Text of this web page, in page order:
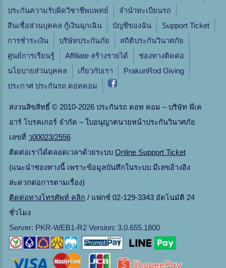
ประกันความรับผิดวิชาชีพแพทย์
จํานําทะเบียนรถ
สินเชื่อส่วนบุคคล กู้เงินฉุกเฉิน
บัญชีของฉัน
Support Ticket
การชำระเงิน
บริษัทประกันภัย
สถิติประกันวินาศภัย
ศูนย์การเรียนรู้
Affiliate สร้างรายได้
ช่องทางติดต่อ
นโยบายส่วนบุคคล
เกี่ยวกับเรา
PrakunRod Giving
ประกาศ ประกันรถ ดอทคอม
สงวนลิขสิทธิ์ © 2010-2026 ประกันรถ ดอท คอม – บริษัท พีเค
อาร์ โบรคเกอร์ จำกัด – ใบอนุญาตนายหน้าประกันวินาศภัย
เลขที่ ว00023/2556
ติดต่อเราได้ตลอดเวลาด้วยระบบ Online Support Ticket
(แนะนำช่องทางนี้ เพราะข้อมูลบันทึกในระบบ มีเลขอ้างอิง
สะดวกต่อการตามเรื่อง)
ติดต่อทางโทรศัพท์ คลิก / แฟกซ์ 02-129-3343 อัตโนมัติ 24
ชั่วโมง
Server: PKR-WEB1-R2 Version: 3.0.655.1800